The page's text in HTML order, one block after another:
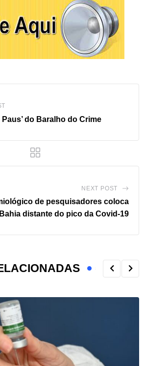
Paus’ do Baralho do Crime
NEXT POST
de pesquisadores coloca
Bahia distante do pico da Covid-19